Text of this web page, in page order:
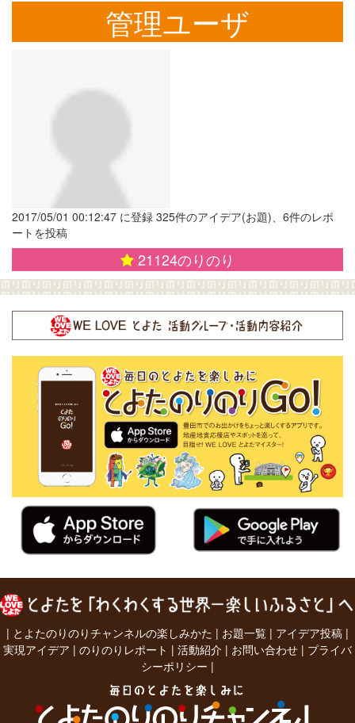
管理ユーザ
2017/05/01 00:12:47 に登録 325件のアイデア(お題)、6件のレポ
ートを投稿
21124のりのり
| とよたのりのりチャンネルの楽しみかた | お題一覧 | アイデア投稿 |
実現アイデア | のりのりレポート | 活動紹介 | お問い合わせ | プライバ
シーポリシー |